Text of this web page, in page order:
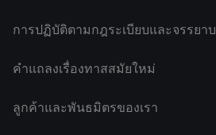
การปฏิบัติตามกฎระเบียบและจรรยา
คำแถลงเรื่องทาสสมัยใหม่
ลูกค้าและพันธมิตรของเรา